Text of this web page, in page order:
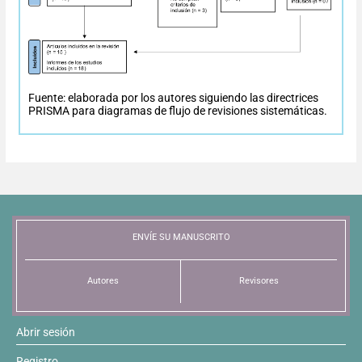
Resúmenes de congresos
Noticias
Fuente: elaborada por los autores siguiendo las directrices
PRISMA para diagramas de flujo de revisiones sistemáticas.
ENVÍE SU MANUSCRITO
Autores Revisores
Abrir sesión